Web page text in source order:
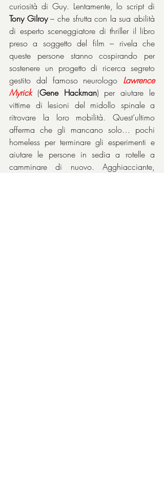
Tony Gilroy – che sfrutta con la sua abilità
di esperto sceneggiatore di thriller il libro
preso a soggetto del film – rivela che
queste persone stanno cospirando per
sostenere un progetto di ricerca segreto
gestito dal famoso neurologo Lawrence
Myrick (Gene Hackman) per aiutare le
vittime di lesioni del midollo spinale a
ritrovare la loro mobilità. Quest’ultimo
afferma che gli mancano solo… pochi
homeless per terminare gli esperimenti e
aiutare le persone in sedia a rotelle a
camminare di nuovo. Agghiacciante,